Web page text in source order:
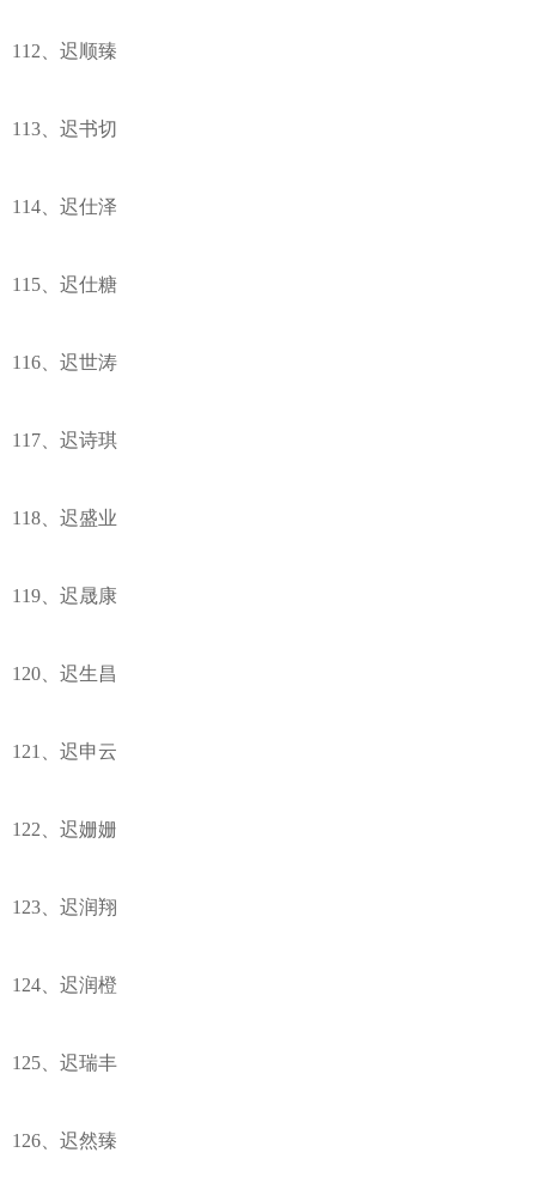
112、迟顺臻
113、迟书切
114、迟仕泽
115、迟仕糖
116、迟世涛
117、迟诗琪
118、迟盛业
119、迟晟康
120、迟生昌
121、迟申云
122、迟姗姗
123、迟润翔
124、迟润橙
125、迟瑞丰
126、迟然臻